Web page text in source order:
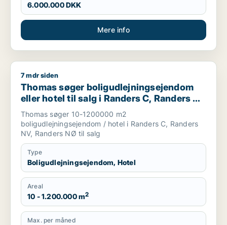
6.000.000 DKK
Mere info
Thomas søger boligudlejningsejendom eller hotel til salg i
7 mdr siden
Thomas søger boligudlejningsejendom
eller hotel til salg i Randers C, Randers NV
eller Randers NØ
Thomas søger 10-1200000 m2
boligudlejningsejendom / hotel i Randers C, Randers
NV, Randers NØ til salg
Type
Boligudlejningsejendom, Hotel
Areal
10 - 1.200.000 m2
Max. per måned